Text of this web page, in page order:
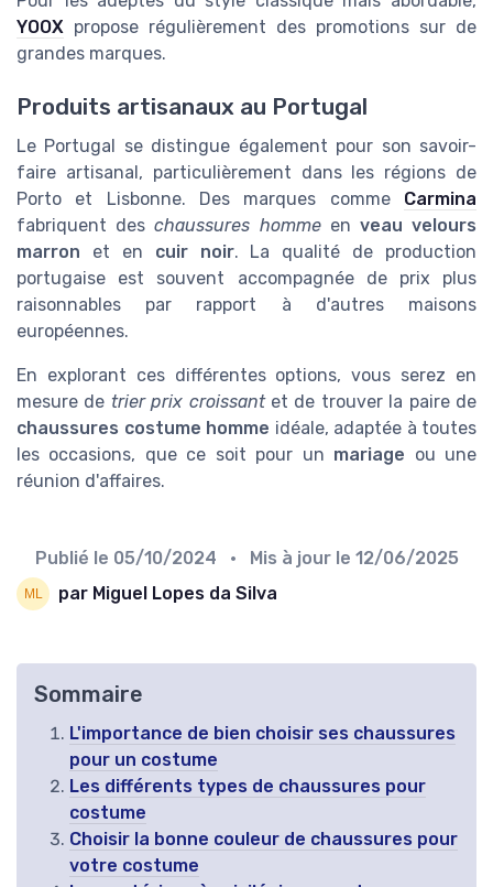
YOOX propose régulièrement des promotions sur de
grandes marques.
Produits artisanaux au Portugal
Le Portugal se distingue également pour son savoir-
faire artisanal, particulièrement dans les régions de
Porto et Lisbonne. Des marques comme Carmina
fabriquent deschaussures hommeen veau velours
marron et en cuir noir. La qualité de production
portugaise est souvent accompagnée de prix plus
raisonnables par rapport à d'autres maisons
européennes.
En explorant ces différentes options, vous serez en
mesure de trier prix croissantet de trouver la paire de
chaussures costume homme idéale, adaptée à toutes
les occasions, que ce soit pour un mariage ou une
réunion d'affaires.
Publié le 05/10/2024 • Mis à jour le 12/06/2025
par Miguel Lopes da Silva
Sommaire
L'importance de bien choisir ses chaussures
pour un costume
Les différents types de chaussures pour
costume
Choisir la bonne couleur de chaussures pour
votre costume